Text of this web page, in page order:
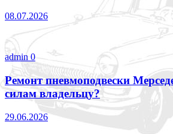
08.07.2026
admin 0
Ремонт пневмоподвески
силам владельцу?
29.06.2026